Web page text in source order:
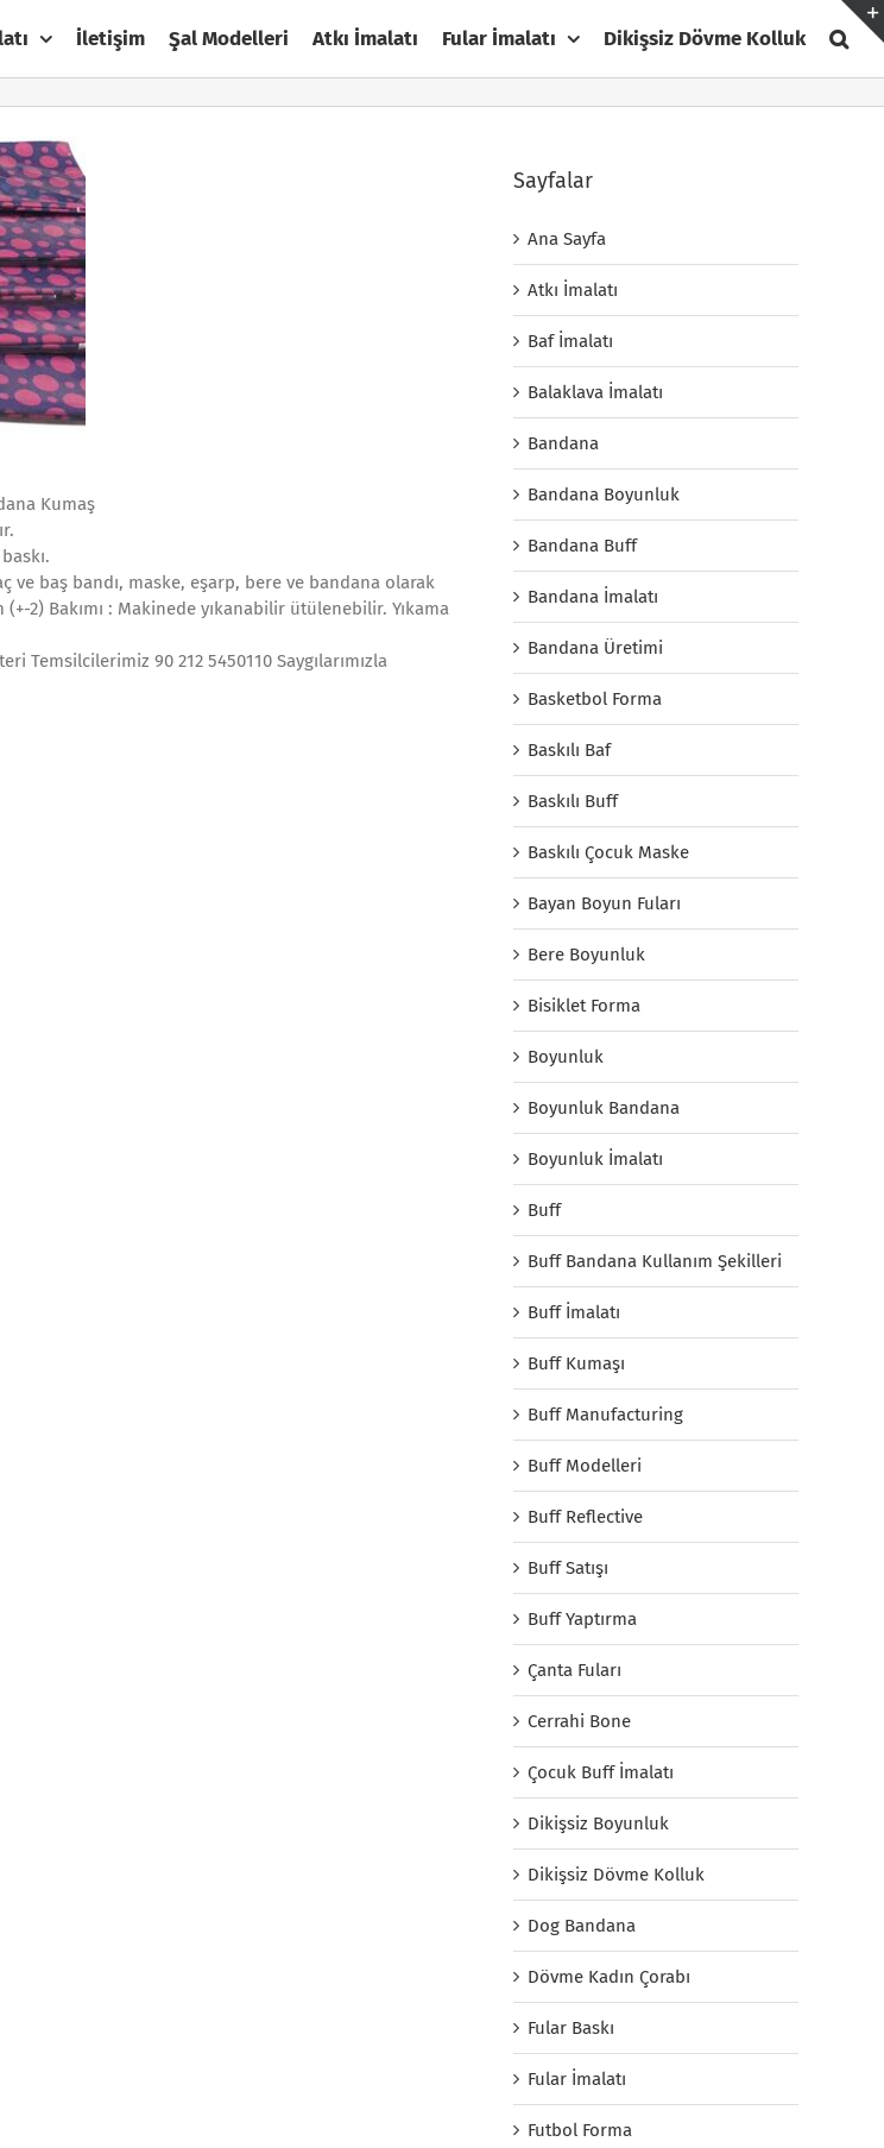
İletişim Şal Modelleri Atkı İmalatı Fular İmalatı Dikişsiz Dövme Kolluk
Kumaş
ve baş bandı, maske, eşarp, bere ve bandana olarak
(+-2) Bakımı : Makinede yıkanabilir ütülenebilir. Yıkama
Temsilcilerimiz 90 212 5450110 Saygılarımızla
Sayfalar
Ana Sayfa
Atkı İmalatı
Baf İmalatı
Balaklava İmalatı
Bandana
Bandana Boyunluk
Bandana Buff
Bandana İmalatı
Bandana Üretimi
Basketbol Forma
Baskılı Baf
Baskılı Buff
Baskılı Çocuk Maske
Bayan Boyun Fuları
Bere Boyunluk
Bisiklet Forma
Boyunluk
Boyunluk Bandana
Boyunluk İmalatı
Buff
Buff Bandana Kullanım Şekilleri
Buff İmalatı
Buff Kumaşı
Buff Manufacturing
Buff Modelleri
Buff Reflective
Buff Satışı
Buff Yaptırma
Çanta Fuları
Cerrahi Bone
Çocuk Buff İmalatı
Dikişsiz Boyunluk
Dikişsiz Dövme Kolluk
Dog Bandana
Dövme Kadın Çorabı
Fular Baskı
Fular İmalatı
Futbol Forma